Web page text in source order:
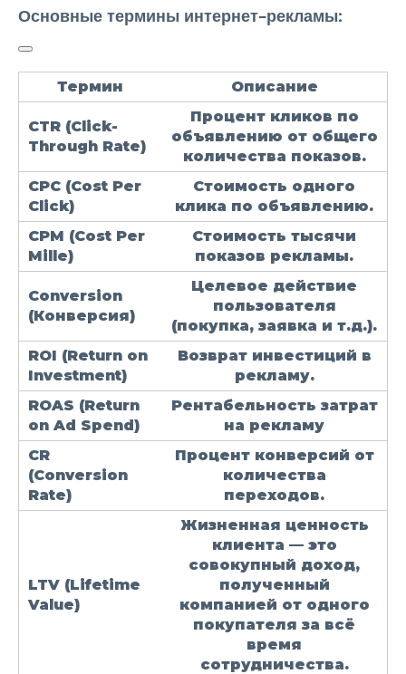
Основные термины интернет-рекламы:
Термин Описание
CTR (Click-
Through Rate)
Процент кликов по
объявлению от общего
количества показов.
CPC (Cost Per
Click)
Стоимость одного
клика по объявлению.
CPM (Cost Per
Mille)
Стоимость тысячи
показов рекламы.
Conversion
(Конверсия)
Целевое действие
пользователя
(покупка, заявка и т.д.).
ROI (Return on
Investment)
Возврат инвестиций в
рекламу.
ROAS (Return
on Ad Spend)
Рентабельность затрат
на рекламу
CR
(Conversion
Rate)
Процент конверсий от
количества
переходов.
LTV (Lifetime
Value)
Жизненная ценность
клиента — это
совокупный доход,
полученный
компанией от одного
покупателя за всё
время
сотрудничества.